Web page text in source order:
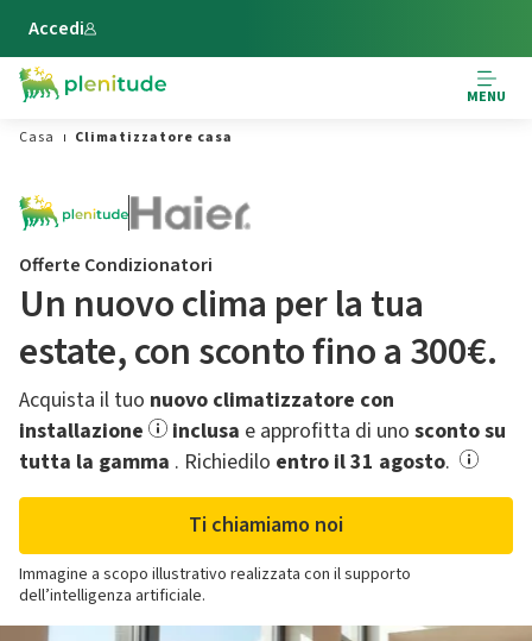
Vai al contenuto principale
Accedi
MENU
Casa
Climatizzatore casa
Offerte Condizionatori
Un nuovo clima per la tua
estate,​ con sconto fino a 300€.
Acquista il tuo nuovo climatizzatore con
installazione
inclusa e approfitta di uno sconto su
tutta la gamma .​ Richiedilo entro il 31 agosto.
Ti chiamiamo noi
Immagine a scopo illustrativo realizzata con il supporto
dell’intelligenza artificiale.